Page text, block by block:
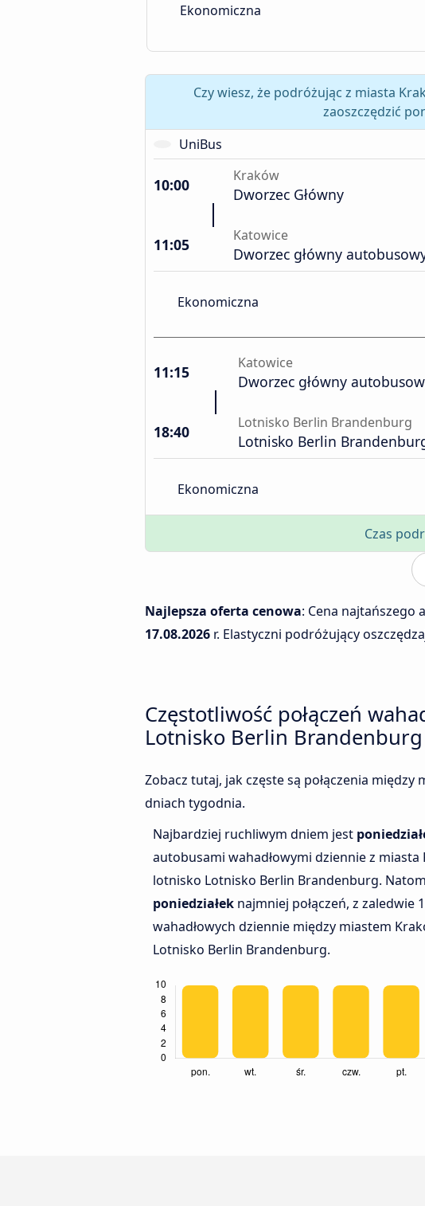
Ekonomiczna
Czy wiesz, że podróżując z miasta
zaoszczędzić
UniBus
10:00 Kraków
Dworzec Główny
11:05 Katowice
Dworzec główny
Ekonomiczna
11:15 Katowice
Dworzec główny
18:40 Lotnisko Berlin Brandenburg
Lotnisko Berlin
Ekonomiczna
Czas
Najlepsza oferta cenowa: Cena najtańszego
17.08.2026 r. Elastyczni podróżujący
Częstotliwość połączeń
Lotnisko Berlin Brandenburg
Zobacz tutaj, jak częste są połączenia
dniach tygodnia.
Najbardziej ruchliwym dniem jest
autobusami wahadłowymi dziennie z miasta
lotnisko Lotnisko Berlin Brandenburg.
poniedziałek najmniej połączeń, z zaledwie
wahadłowych dziennie między miastem
Lotnisko Berlin Brandenburg.